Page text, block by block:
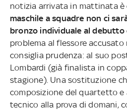
notizia arrivata in mattinata è
maschile a squadre non ci
bronzo individuale al debutto
problema al flessore
consiglia prudenza: al suo
Lombardi (già finalista in
stagione). Una sostituzione
composizione del quartetto e
tecnico alla prova di domani,